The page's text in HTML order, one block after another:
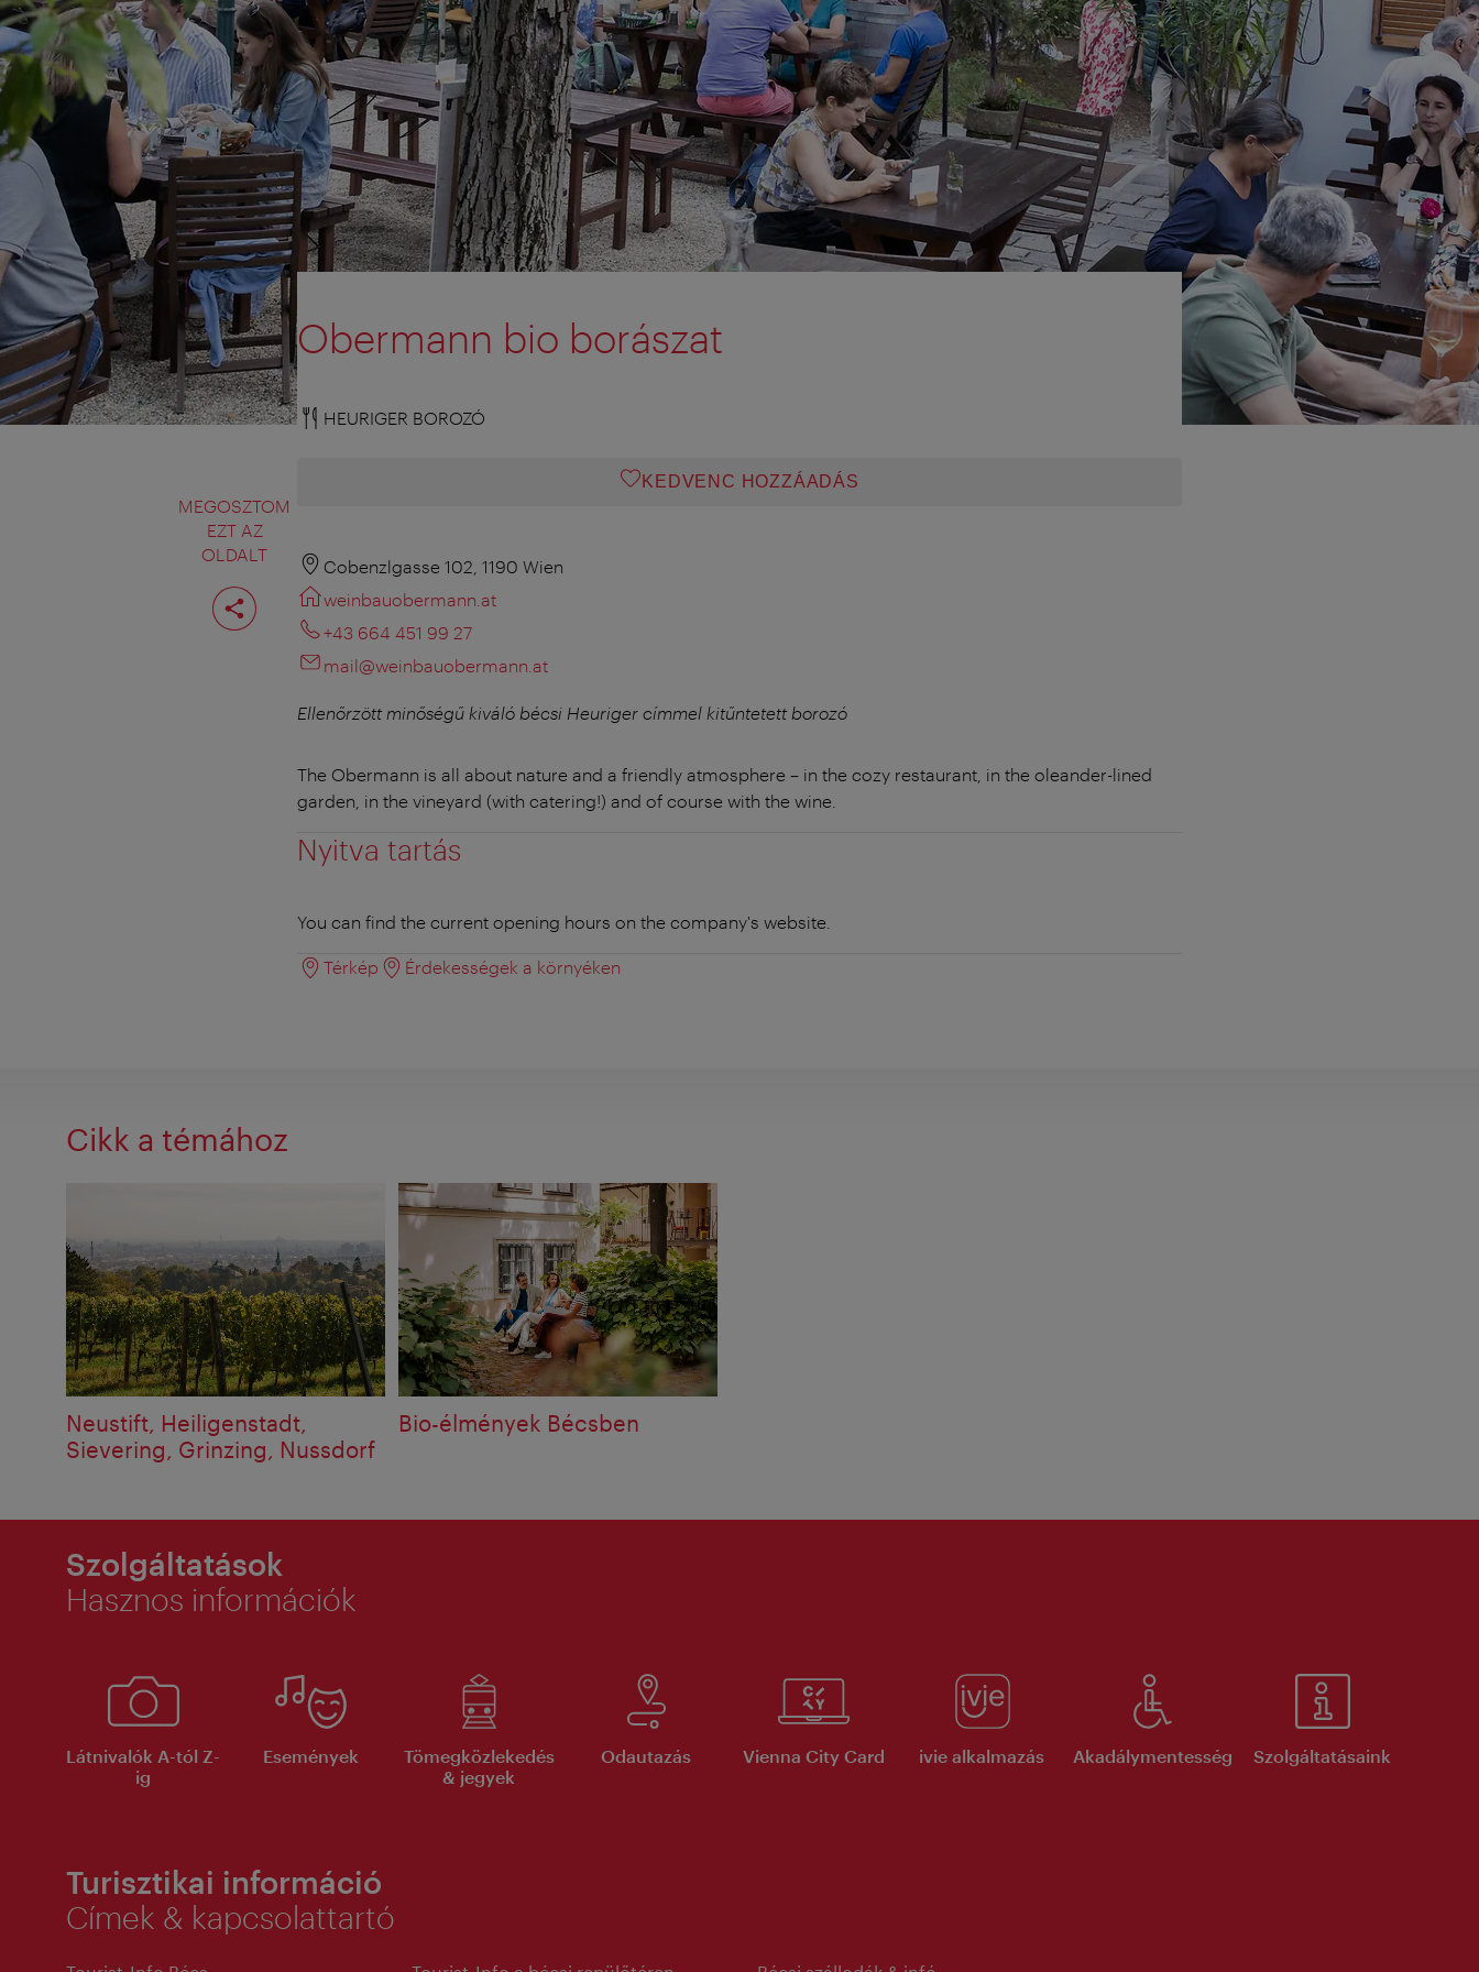
MEGOSZTOM
EZT AZ
OLDALT
Oldal
megosztása
Obermann bio borászat
HEURIGER BOROZÓ
KEDVENC HOZZÁADÁS
Cobenzlgasse 102, 1190 Wien
weinbauobermann.at
+43 664 451 99 27
mail@weinbauobermann.at
Ellenőrzött minőségű kiváló bécsi Heuriger címmel kitűntetett borozó
The Obermann is all about nature and a friendly atmosphere – in the cozy restaurant, in the oleander-lined
garden, in the vineyard (with catering!) and of course with the wine.
Nyitva tartás
You can find the current opening hours on the company's website.
Térkép Érdekességek a környéken
Cikk a témához
Neustift, Heiligenstadt,
Sievering, Grinzing, Nussdorf
Bio-élmények Bécsben
Szolgáltatások
Hasznos információk
Látnivalók A-tól Z-
ig
Események
Tömegközlekedés
& jegyek
Odautazás Vienna City Card ivie alkalmazás Akadálymentesség Szolgáltatásaink
Turisztikai információ
Címek & kapcsolattartó